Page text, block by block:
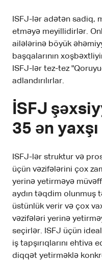
ISFJ-lər adətən sadiq,
etməyə meyillidirlər.
ailələrinə böyük
başqalarının
ISFJ-lər tez-tez
adlandırılırlar.
İSFJ
35 ən
ISFJ-lər struktur və
üçün vəzifələrini çox
yerinə yetirməyə
aydın təqdim olunmuş
üstünlük verir və çox
vəzifələri yerinə
seçirlər. ISFJ üçün
iş tapşırıqlarını ehtiva
diqqət yetirməklə